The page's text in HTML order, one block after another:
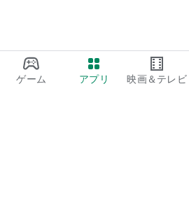
ゲーム アプリ 映画＆テレビ